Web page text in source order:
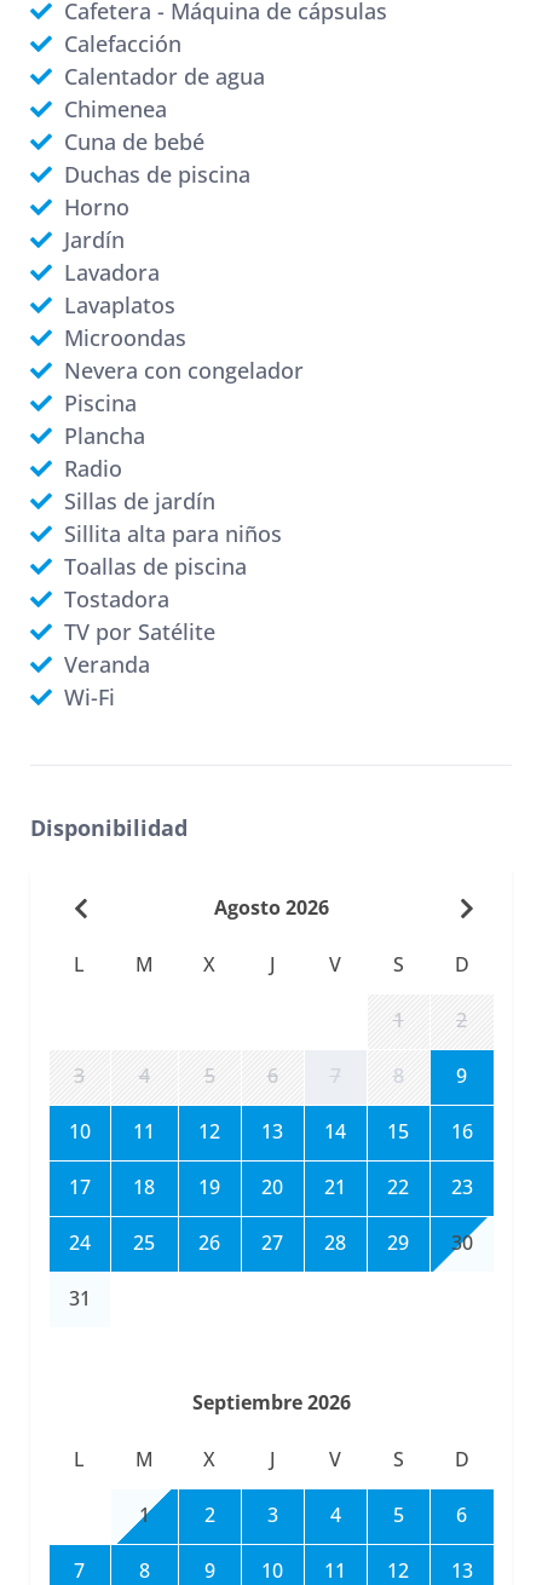
Cafetera - Máquina de cápsulas
Calefacción
Calentador de agua
Chimenea
Cuna de bebé
Duchas de piscina
Horno
Jardín
Lavadora
Lavaplatos
Microondas
Nevera con congelador
Piscina
Plancha
Radio
Sillas de jardín
Sillita alta para niños
Toallas de piscina
Tostadora
TV por Satélite
Veranda
Wi-Fi
Disponibilidad
Agosto 2026
L M X J V S D
1 2
3 4 5 6 7 8 9
10 11 12 13 14 15 16
17 18 19 20 21 22 23
24 25 26 27 28 29 30
31
Septiembre 2026
L M X J V S D
1 2 3 4 5 6
7 8 9 10 11 12 13